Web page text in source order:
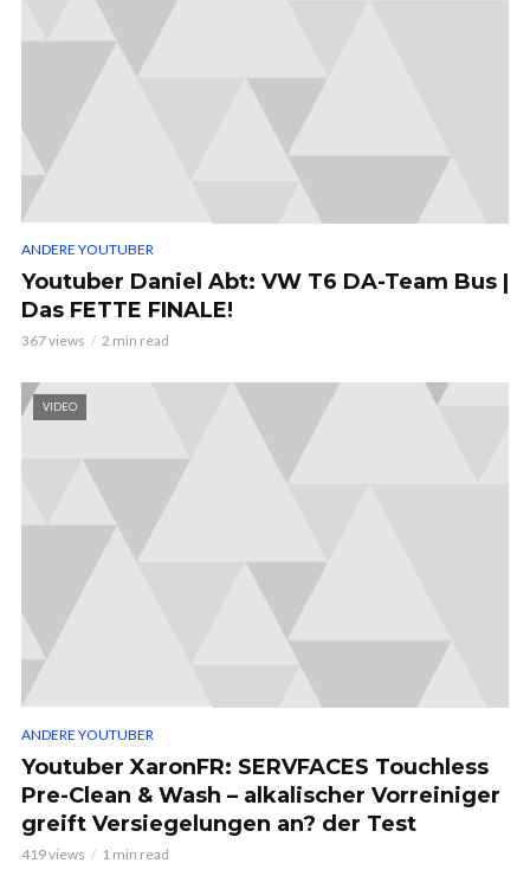
ANDERE YOUTUBER
Youtuber Daniel Abt: VW T6 DA-Team Bus |
Das FETTE FINALE!
367 views 2 min read
VIDEO
ANDERE YOUTUBER
Youtuber XaronFR: SERVFACES Touchless
Pre-Clean & Wash – alkalischer Vorreiniger
greift Versiegelungen an? der Test
419 views 1 min read